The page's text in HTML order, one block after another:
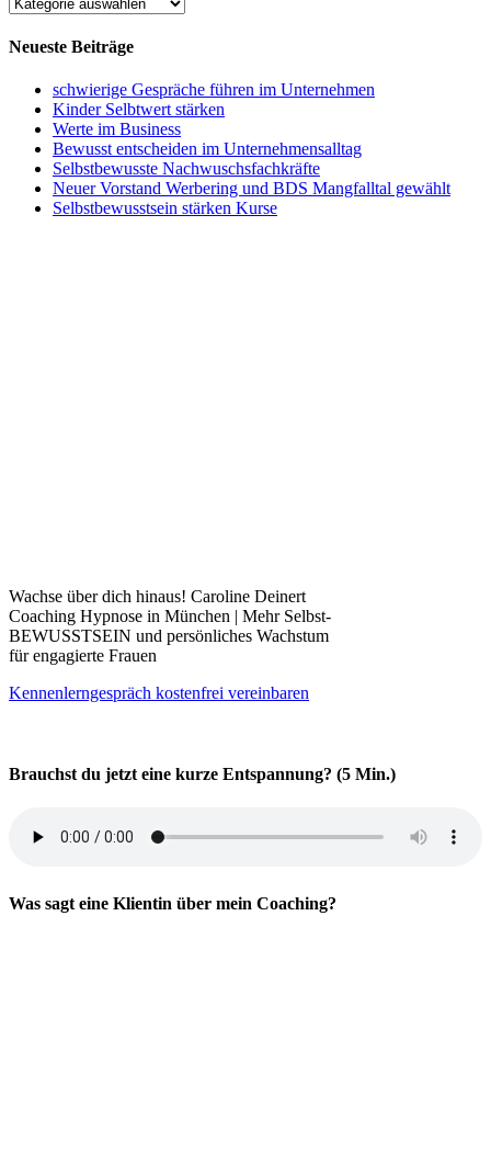
Neueste Beiträge
schwierige Gespräche führen im Unternehmen
Kinder Selbtwert stärken
Werte im Business
Bewusst entscheiden im Unternehmensalltag
Selbstbewusste Nachwuschsfachkräfte
Neuer Vorstand Werbering und BDS Mangfalltal gewählt
Selbstbewusstsein stärken Kurse
Wachse über dich hinaus! Caroline Deinert
Coaching Hypnose in München | Mehr Selbst-
BEWUSSTSEIN und persönliches Wachstum
für engagierte Frauen
Kennenlerngespräch kostenfrei vereinbaren
Brauchst du jetzt eine kurze Entspannung? (5 Min.)
Was sagt eine Klientin über mein Coaching?